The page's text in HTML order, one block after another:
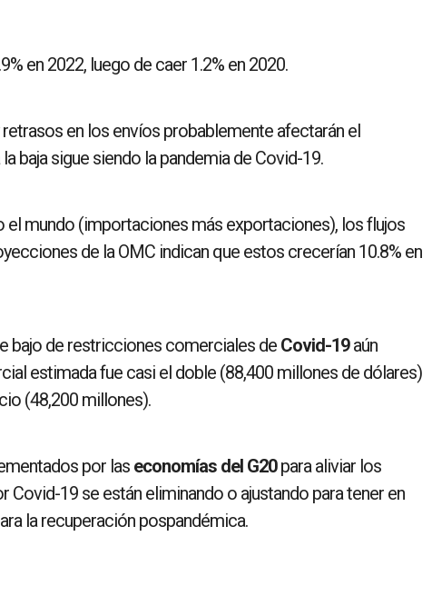
en 2022, luego de caer 1.2% en 2020.
en los envíos probablemente afectarán el
baja sigue siendo la pandemia de Covid-19.
mundo (importaciones más exportaciones), los flujos
de la OMC indican que estos crecerían 10.8% en
bajo de restricciones comerciales de Covid-19aún
estimada fue casi el doble (88,400 millones de dólares)
(48,200 millones).
por las economías del G20para aliviar los
19 se están eliminando o ajustando para tener en
la recuperación pospandémica.